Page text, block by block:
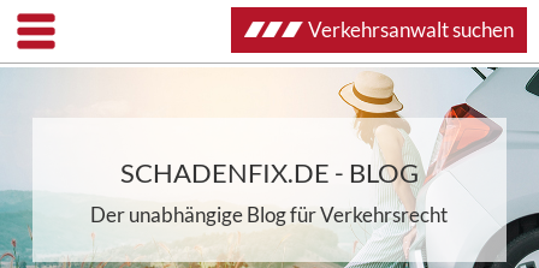
SCHADENFIX.DE - BLOG
Der unabhängige Blog für Verkehrsrecht
Verkehrsanwalt suchen